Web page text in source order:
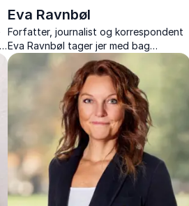
Eva Ravnbøl
Forfatter, journalist og korrespondent
Eva Ravnbøl tager jer med bag
facaden i Italien – fra kultur og mad til
politik, religion og mafia.